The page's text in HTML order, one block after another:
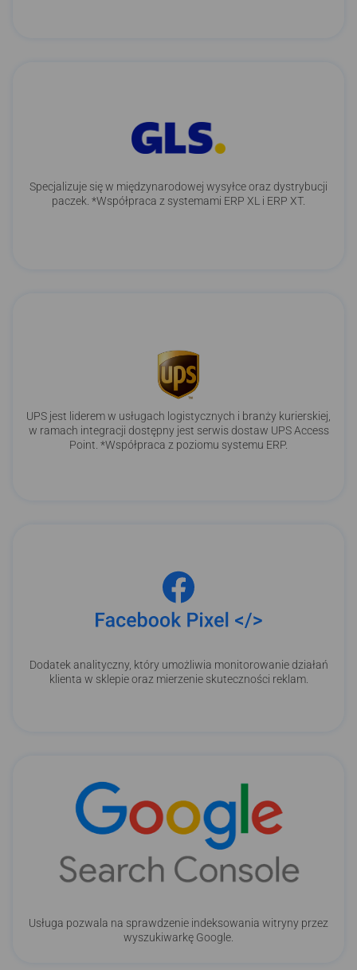
Specjalizuje się w międzynarodowej wysyłce oraz dystrybucji
paczek. *Współpraca z systemami ERP XL i ERP XT.
UPS jest liderem w usługach logistycznych i branży kurierskiej,
w ramach integracji dostępny jest serwis dostaw UPS Access
Point. *Współpraca z poziomu systemu ERP.
Dodatek analityczny, który umożliwia monitorowanie działań
klienta w sklepie oraz mierzenie skuteczności reklam.
Usługa pozwala na sprawdzenie indeksowania witryny przez
wyszukiwarkę Google.